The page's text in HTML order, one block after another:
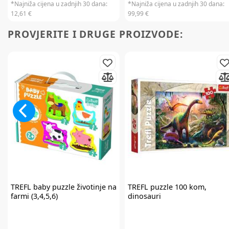
*Najniža cijena u zadnjih 30 dana:
12,61 €
*Najniža cijena u zadnjih 30 dana:
99,99 €
PROVJERITE I DRUGE PROIZVODE:
TREFLbaby puzzle životinje na
farmi (3,4,5,6)
TREFL puzzle 100 kom,
dinosauri